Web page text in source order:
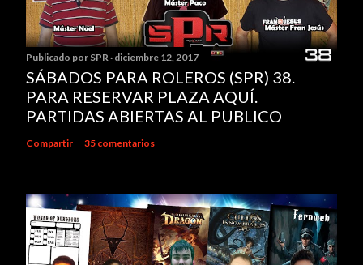
Publicado por SPR diciembre 12, 2017
SÁBADOS PARA ROLEROS (SPR) 38.
PARA RESERVAR PLAZA AQUÍ.
PARTIDAS ABIERTAS AL PUBLICO
Compartir 35 comentarios